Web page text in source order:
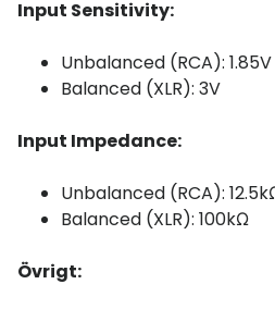
Input Sensitivity:
Unbalanced (RCA): 1.85V
Balanced (XLR): 3V
Input Impedance:
Unbalanced (RCA):
Balanced (XLR): 100kΩ
Övrigt: